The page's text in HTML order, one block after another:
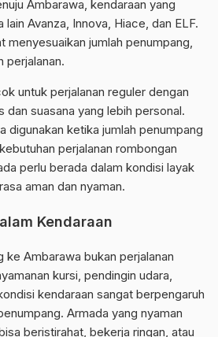
Ambarawa, kendaraan yang
lain Avanza, Innova, Hiace, dan ELF.
menyesuaikan jumlah penumpang,
perjalanan.
untuk perjalanan reguler dengan
dan suasana yang lebih personal.
digunakan ketika jumlah penumpang
perjalanan rombongan
perlu berada dalam kondisi layak
aman dan nyaman.
Kendaraan
ke Ambarawa bukan perjalanan
kursi, pendingin udara,
kendaraan sangat berpengaruh
Armada yang nyaman
beristirahat, bekerja ringan, atau